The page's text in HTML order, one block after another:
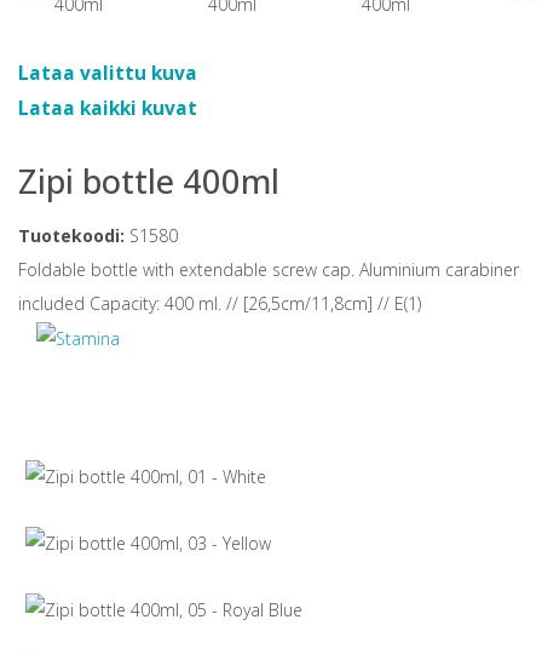
Lataa valittu kuva
Lataa kaikki kuvat
Zipi bottle 400ml
Tuotekoodi: S1580
Foldable bottle with extendable screw cap. Aluminium carabiner
included Capacity: 400 ml. // [26,5cm/11,8cm] // E(1)